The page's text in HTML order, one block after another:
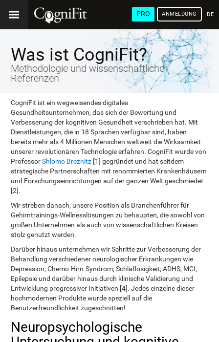
PRO ANMELDUNG
Was ist CogniFit?
Methodologie und wissenschaftliche
Referenzen
CogniFit ist ein wegweisendes digitales
Gesundheitsunternehmen, das sich der Bewertung und
Verbesserung der kognitiven Gesundheit verschrieben hat. Mit
Dienstleistungen, die in 18 Sprachen verfügbar sind, haben
bereits mehr als 4 Millionen Menschen weltweit die Wirksamkeit
unserer revolutionären Technologie erfahren. CogniFit wurde von
ProfessorShlomo Breznitz [1] gegründet und hat seitdem
strategische Partnerschaften mit renommierten Krankenhäusern
und Forschungseinrichtungen auf der ganzen Welt geschmiedet
[2].
Wir streben danach, unsere Position als Branchenführer für
Gehirntrainings-Wellnesslösungen zu behaupten, die sowohl von
großen Unternehmen als auch von wissenschaftlichen Kreisen
stolz genutzt werden.
Darüber hinaus unternehmen wir Schritte zur Verbesserung der
Behandlung verschiedener neurologischer Erkrankungen wie
Depression; Chemo-Hirn-Syndrom; Schlaflosigkeit; ADHS, MCI,
Epilepsie und darüber hinaus durch klinische Validierung und
Entwicklung progressiver Initiativen [4]. Jedes einzelne dieser
hochmodernen Produkte wurde speziell auf die
Benutzerfreundlichkeit zugeschnitten!
Neuropsychologische